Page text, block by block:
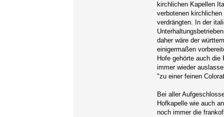
kirchlichen Kapellen
verbotenen
verdrängten. In der
daher wäre der
einigermaßen
Hofe gehörte auch
immer wieder
"zu einer feinen
Bei aller
Hofkapelle wie auch
noch immer die